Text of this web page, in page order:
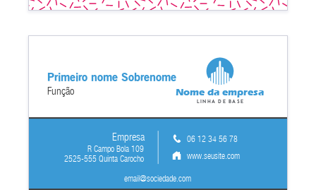
email@sociedade.com
R Campo Bola 109
2525-555 Quinta Carocho
06 12 34 56 78
www.seusite.com
Função
Empresa
Primeiro nome Sobrenome
Nome da empresa
Linha de base